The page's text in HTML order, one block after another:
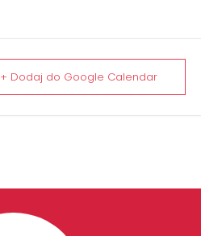
+ Dodaj do Google Calendar